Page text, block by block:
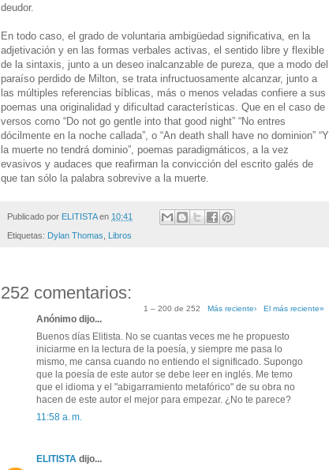
deudor.
En todo caso, el grado de voluntaria ambigüedad significativa, en la
adjetivación y en las formas verbales activas, el sentido libre y flexible
de la sintaxis, junto a un deseo inalcanzable de pureza, que a modo del
paraíso perdido de Milton, se trata infructuosamente alcanzar, junto a
las múltiples referencias bíblicas, más o menos veladas confiere a sus
poemas una originalidad y dificultad características. Que en el caso de
versos como “Do not go gentle into that good night” “No entres
dócilmente en la noche callada”, o “An death shall have no dominion” “Y
la muerte no tendrá dominio”, poemas paradigmáticos, a la vez
evasivos y audaces que reafirman la convicción del escrito galés de
que tan sólo la palabra sobrevive a la muerte.
Publicado por ELITISTA en 10:41
Etiquetas: Dylan Thomas Libros
252 comentarios:
1 – 200 de 252 Más reciente› El más reciente»
Anónimo dijo...
Buenos días Elitista. No se cuantas veces me he propuesto
iniciarme en la lectura de la poesía, y siempre me pasa lo
mismo, me cansa cuando no entiendo el significado. Supongo
que la poesía de este autor se debe leer en inglés. Me temo
que el idioma y el "abigarramiento metafórico" de su obra no
hacen de este autor el mejor para empezar. ¿No te parece?
11:58 a. m.
ELITISTA dijo...